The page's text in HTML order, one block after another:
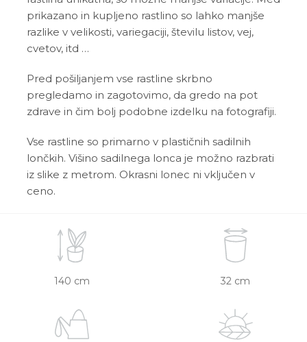
prikazano in kupljeno rastlino so lahko manjše
razlike v velikosti, variegaciji, številu listov, vej,
cvetov, itd …
Pred pošiljanjem vse rastline skrbno
pregledamo in zagotovimo, da gredo na pot
zdrave in čim bolj podobne izdelku na fotografiji.
Vse rastline so primarno v plastičnih sadilnih
lončkih. Višino sadilnega lonca je možno razbrati
iz slike z metrom. Okrasni lonec ni vključen v
ceno.
140 cm 32 cm